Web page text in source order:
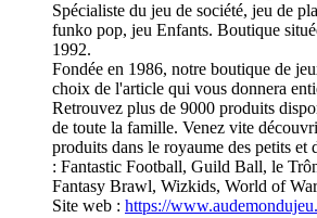
Spécialiste du jeu de société, jeu de
funko pop, jeu Enfants. Boutique
1992.
Fondée en 1986, notre boutique de
choix de l'article qui vous donnera
Retrouvez plus de 9000 produits
de toute la famille. Venez vite
produits dans le royaume des petits et
: Fantastic Football, Guild Ball, le
Fantasy Brawl, Wizkids, World of
Site web : https://